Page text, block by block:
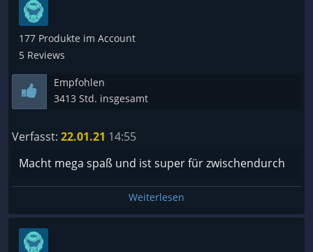
177 Produkte im Account
5 Reviews
Empfohlen
3413 Std. insgesamt
Verfasst: 22.01.21 14:55
Macht mega spaß und ist super für zwischendurch
Weiterlesen